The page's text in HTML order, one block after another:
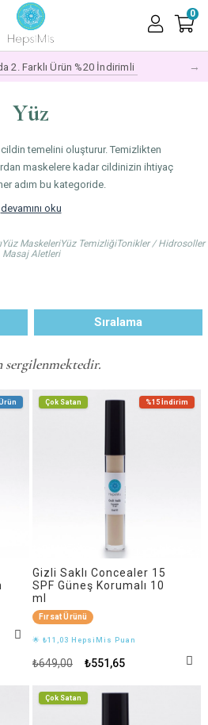
0
2. Farklı Ürün %20 İndirimli
Ürünlerini İnceleyin →
Yüz
cildin temelini oluşturur. Temizlikten
maskelere kadar cildinizin ihtiyaç
adım bu kategoride.
karma, hassas ya da olgun. Doğru yüz
devam eder.
doğal dengesini destekleyin 🌿
devamını oku
Yüz MaskeleriYüz TemizliğiTonikler / Hidrosoller
Masaj Aletleri
Sıralama
sergilenmektedir.
Gizli Saklı Concealer 15
SPF Güneş Korumalı 10
ml
Fırsat Ürünü
🌟 ₺11,03 HepsiMis Puan
₺551,65
₺649,00
%15 İndirim
Çok Satan
Çok Satan